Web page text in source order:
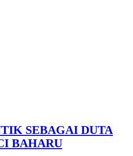
SEBAGAI DUTA
BAHARU